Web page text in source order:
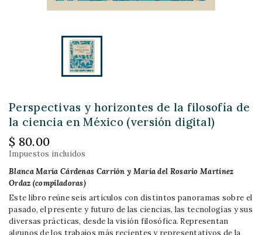
Perspectivas y horizontes de la filosofía de
la ciencia en México (versión digital)
$ 80.00
Impuestos incluidos
Blanca María Cárdenas Carrión y María del Rosario Martínez
Ordaz (compiladoras)
Este libro reúne seis artículos con distintos panoramas sobre el
pasado, el presente y futuro de las ciencias, las tecnologías y sus
diversas prácticas, desde la visión filosófica. Representan
algunos de los trabajos más recientes y representativos de la